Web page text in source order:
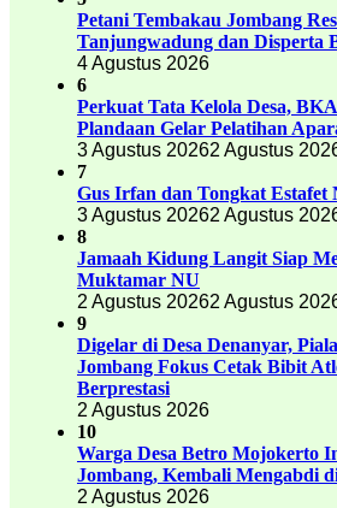
Petani Tembakau Jombang
Tanjungwadung dan Disperta
4 Agustus 2026
6
Perkuat Tata Kelola Desa,
Plandaan Gelar Pelatihan
3 Agustus 20262 Agustus
7
Gus Irfan dan Tongkat Estafet
3 Agustus 20262 Agustus
8
Jamaah Kidung Langit Siap
Muktamar NU
2 Agustus 20262 Agustus
9
Digelar di Desa Denanyar,
Jombang Fokus Cetak Bibit
Berprestasi
2 Agustus 2026
10
Warga Desa Betro Mojokerto
Jombang, Kembali Mengabdi
2 Agustus 2026